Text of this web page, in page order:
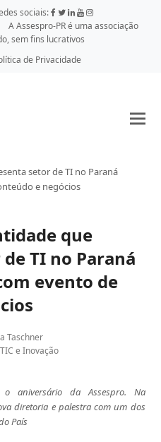
sociais:
A Assespro-PR é uma associação
sem fins lucrativos
de Privacidade
setor de TI no Paraná
e negócios
que
TI no Paraná
evento de
Taschner
TIC e Inovação
aniversário da Assespro. Na
diretoria e palestra com um dos
País